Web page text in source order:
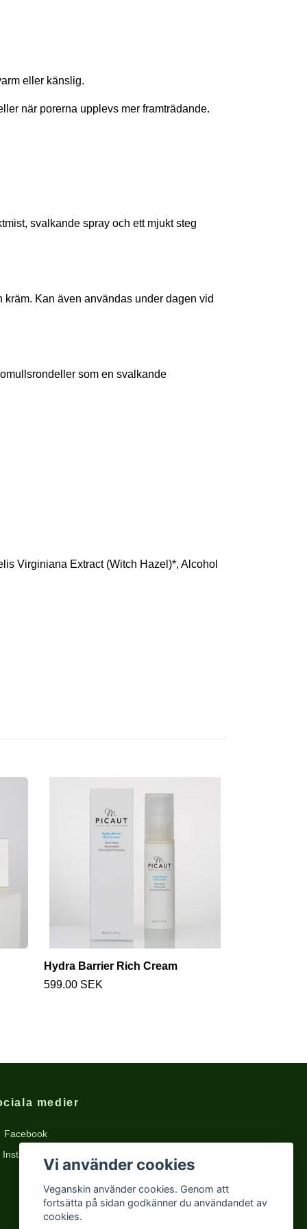
eller känslig.
när porerna upplevs mer framträdande.
svalkande spray och ett mjukt steg
Kan även användas under dagen vid
som en svalkande
Virginiana Extract (Witch Hazel)*, Alcohol
Hydra Barrier Rich Cream
599.00 SEK
medier
Facebook
Instagram
Vi använder cookies
Veganskin använder cookies. Genom att
fortsätta på sidan godkänner du användandet av
cookies.